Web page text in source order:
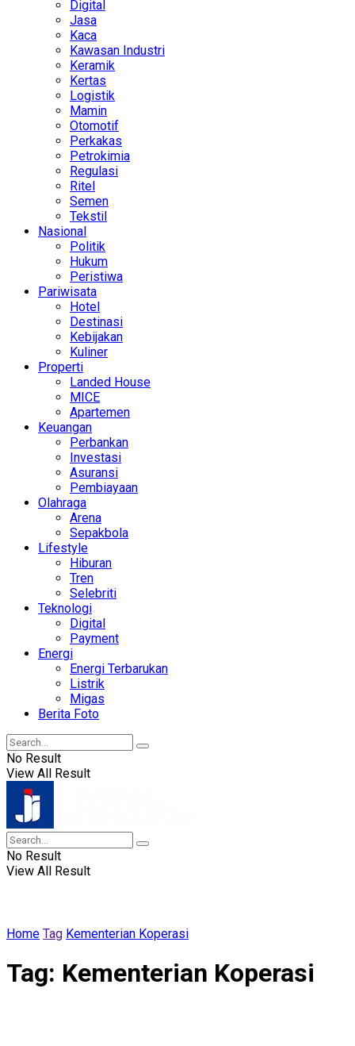
Digital
Jasa
Kaca
Kawasan Industri
Keramik
Kertas
Logistik
Mamin
Otomotif
Perkakas
Petrokimia
Regulasi
Ritel
Semen
Tekstil
Nasional
Politik
Hukum
Peristiwa
Pariwisata
Hotel
Destinasi
Kebijakan
Kuliner
Properti
Landed House
MICE
Apartemen
Keuangan
Perbankan
Investasi
Asuransi
Pembiayaan
Olahraga
Arena
Sepakbola
Lifestyle
Hiburan
Tren
Selebriti
Teknologi
Digital
Payment
Energi
Energi Terbarukan
Listrik
Migas
Berita Foto
No Result
View All Result
No Result
View All Result
Home Tag Kementerian Koperasi
Tag: Kementerian Koperasi